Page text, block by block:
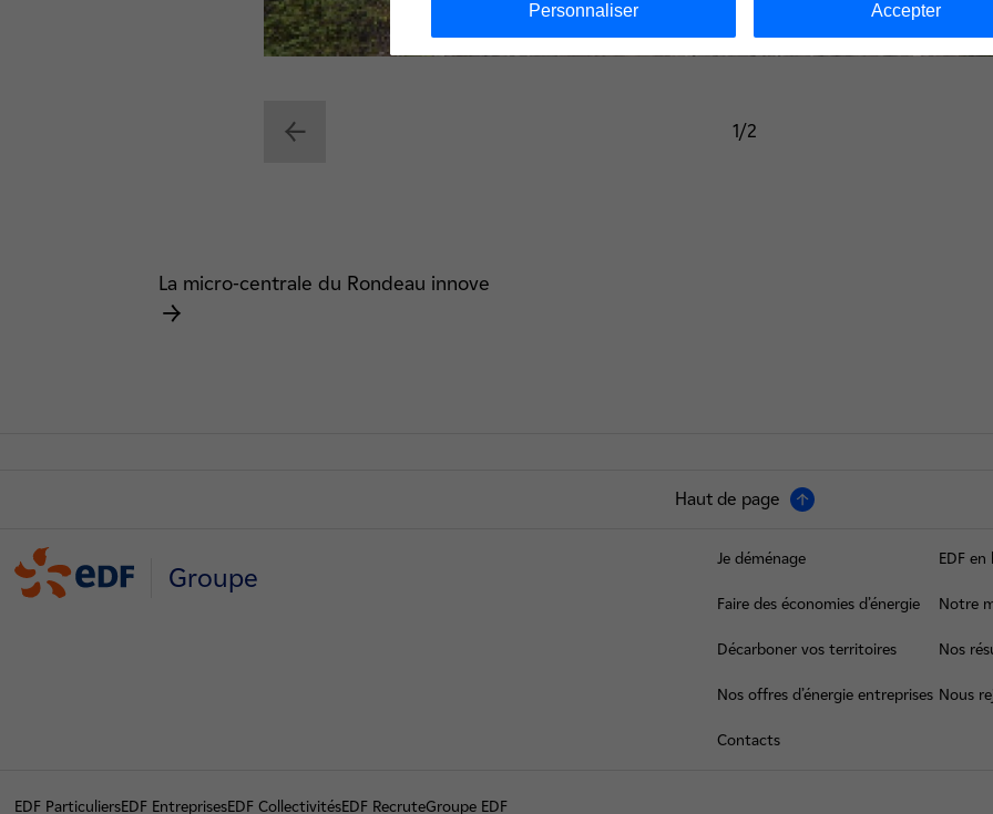
1/2
La micro-centrale du Rondeau innove
Haut de page
Groupe
Je déménage
Faire des économies d’énergie
Décarboner vos territoires
Nos offres d’énergie entreprises
Contacts
EDF en
Notre
Nos
Nous
EDF ParticuliersEDF EntreprisesEDF CollectivitésEDF RecruteGroupe EDF
Personnaliser Accepter